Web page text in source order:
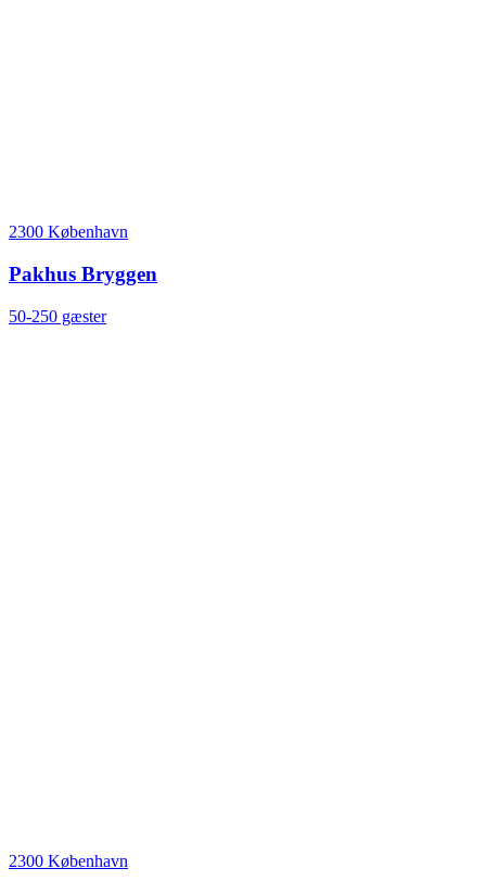
2300 København
Pakhus Bryggen
50-250 gæster
2300 København